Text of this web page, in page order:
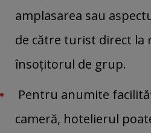
amplasarea sau
de către turist direct la
însoțitorul de grup.
Pentru anumite
cameră, hotelierul